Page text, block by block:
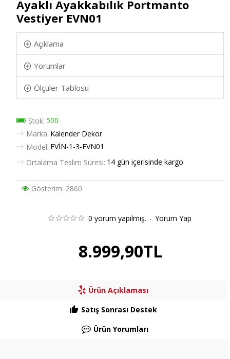
Ayaklı Ayakkabılık Portmanto
Vestiyer EVN01
Açıklama
Yorumlar
Ölçüler Tablosu
Stok: 500
Marka: Kalender Dekor
Model: EVİN-1-3-EVN01
Ortalama Teslim Süresi: 14 gün içerisinde kargo
Gösterim: 2860
0 yorum yapılmış. - Yorum Yap
8.999,90TL
Ürün Açıklaması
Satış Sonrası Destek
Ürün Yorumları